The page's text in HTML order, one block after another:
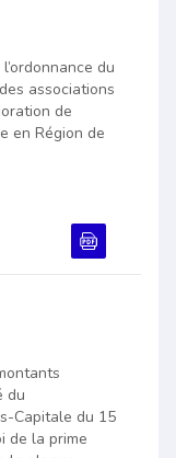
du
associations
de
en Région de
du
Capitale du 15
de la prime